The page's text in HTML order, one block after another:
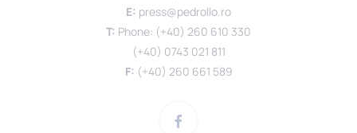
E: press@pedrollo.ro
T: Phone: (+40) 260 610 330
(+40) 0743 021 811
F: (+40) 260 661 589